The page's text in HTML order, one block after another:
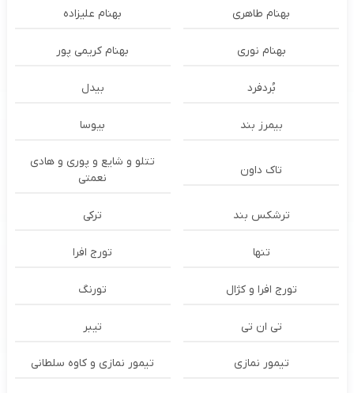
بهنام طاهری بهنام علیزاده
بهنام نوری بهنام کریمی پور
بُردفرد بیدل
بیمرز بند بیوسا
تاک داون
تتلو و شایع و پوری و هادی
نعمتی
ترشكس بند ترکی
تنها تورج افرا
تورج افرا و کژال تورنگ
تی ان تی تیبر
تیمور نمازی تیمور نمازی و کاوه سلطانی